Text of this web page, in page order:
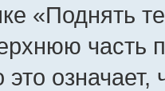
«Поднять
часть
это